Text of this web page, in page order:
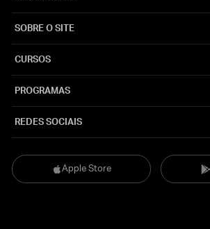
Apple Store
SOBRE O SITE
CURSOS
PROGRAMAS
REDES SOCIAIS